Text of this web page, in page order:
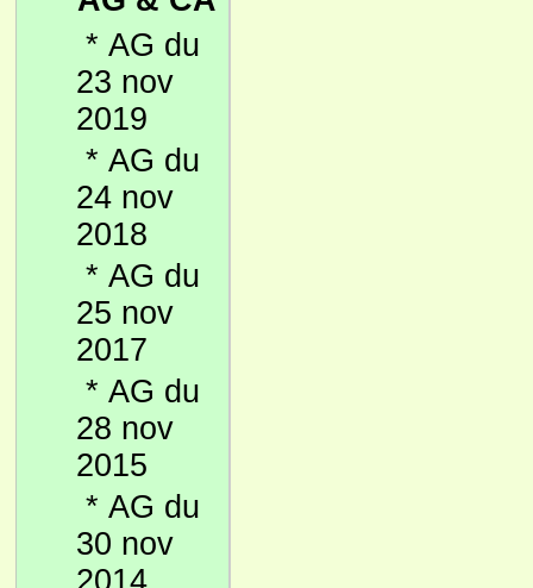
* AG du
23 nov
2019
* AG du
24 nov
2018
* AG du
25 nov
2017
* AG du
28 nov
2015
* AG du
30 nov
2014